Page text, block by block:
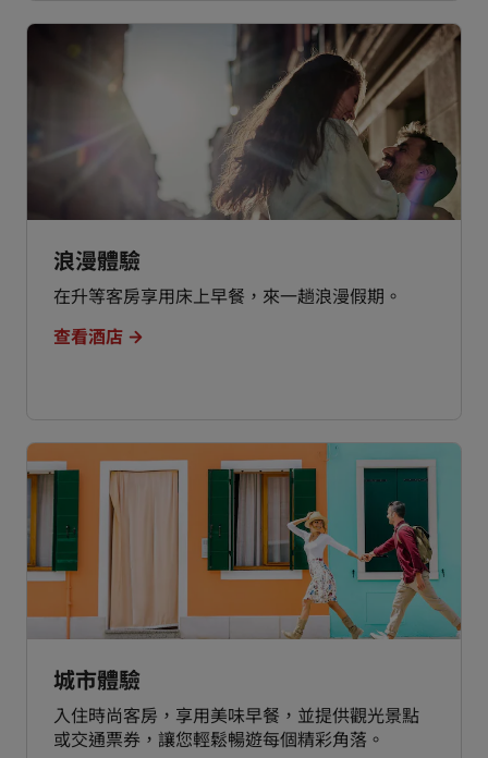
浪漫體驗
在升等客房享用床上早餐，來一趟浪漫假期。
查看酒店
城市體驗
入住時尚客房，享用美味早餐，並提供觀光景點
或交通票券，讓您輕鬆暢遊每個精彩角落。